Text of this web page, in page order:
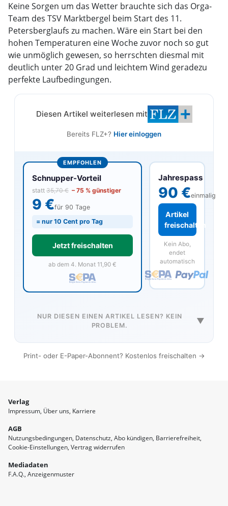
Keine Sorgen um das Wetter brauchte sich das Orga-
Team des TSV Marktbergel beim Start des 11.
Petersberglaufs zu machen. Wäre ein Start bei den
hohen Temperaturen eine Woche zuvor noch so gut
wie unmöglich gewesen, so herrschten diesmal mit
deutlich unter 20 Grad und leichtem Wind geradezu
perfekte Laufbedingungen.
Diesen Artikel weiterlesen mit
Bereits FLZ+? Hier einloggen
Jahrespass
90 €einmalig
Artikel
freischalten
Kein Abo,
endet
automatisch
EMPFOHLEN
Schnupper-Vorteil
statt 35,70 € – 75 % günstiger
9 €für 90 Tage
= nur 10 Cent pro Tag
Jetzt freischalten
ab dem 4. Monat 11,90 €
NUR DIESEN EINEN ARTIKEL LESEN? KEIN
PROBLEM.
▼
Print- oder E-Paper-Abonnent? Kostenlos freischalten →
Verlag
Impressum Über uns Karriere
AGB
Nutzungsbedingungen Datenschutz Abo kündigen Barrierefreiheit
Cookie-Einstellungen Vertrag widerrufen
Mediadaten
F.A.Q. Anzeigenmuster